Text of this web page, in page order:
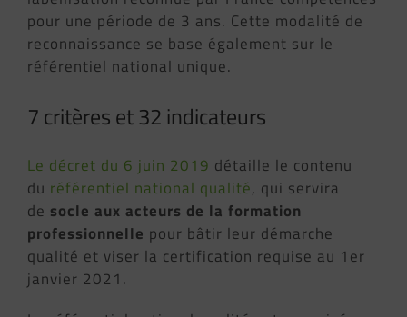
pour une période de 3 ans. Cette modalité de
reconnaissance se base également sur le
référentiel national unique.
7 critères et 32 indicateurs
Le décret du 6 juin 2019 détaille le contenu
du référentiel national qualité, qui servira
de socle aux acteurs de la formation
professionnelle pour bâtir leur démarche
qualité et viser la certification requise au 1er
janvier 2021.